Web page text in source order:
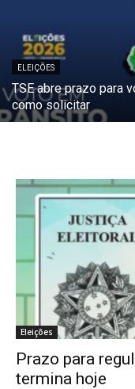
ELEIÇÕES
TSE abre prazo para
como solicitar
Eleições
Prazo para
termina hoje